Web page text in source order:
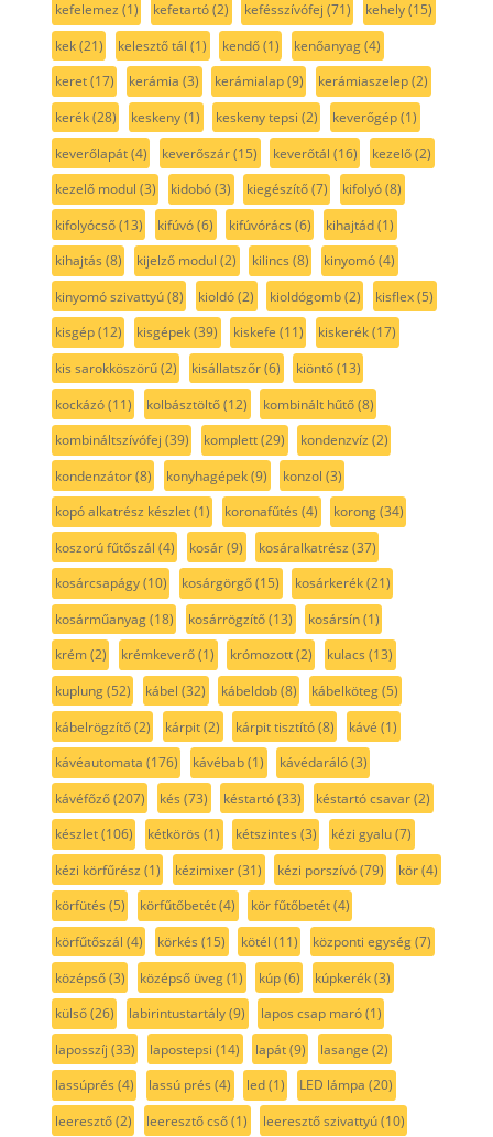
kefelemez (1) kefetartó(2) kefésszívófej (71) kehely(15)
kek(21) kelesztő tál (1) kendő(1) kenőanyag(4)
keret(17) kerámia (3) kerámialap(9) kerámiaszelep(2)
kerék(28) keskeny(1) keskeny tepsi (2) keverőgép(1)
keverőlapát(4) keverőszár(15) keverőtál (16) kezelő(2)
kezelő modul (3) kidobó(3) kiegészítő(7) kifolyó(8)
kifolyócső(13) kifúvó(6) kifúvórács (6) kihajtád(1)
kihajtás (8) kijelző modul (2) kilincs (8) kinyomó(4)
kinyomó szivattyú(8) kioldó(2) kioldógomb(2) kisflex(5)
kisgép(12) kisgépek(39) kiskefe (11) kiskerék(17)
kis sarokköszörű(2) kisállatszőr(6) kiöntő(13)
kockázó(11) kolbásztöltő(12) kombinált hűtő(8)
kombináltszívófej (39) komplett(29) kondenzvíz (2)
kondenzátor(8) konyhagépek(9) konzol (3)
kopó alkatrész készlet(1) koronafűtés (4) korong(34)
koszorú fűtőszál (4) kosár(9) kosáralkatrész (37)
kosárcsapágy(10) kosárgörgő(15) kosárkerék(21)
kosárműanyag(18) kosárrögzítő(13) kosársín(1)
krém(2) krémkeverő(1) krómozott(2) kulacs (13)
kuplung(52) kábel (32) kábeldob(8) kábelköteg(5)
kábelrögzítő(2) kárpit(2) kárpit tisztító(8) kávé (1)
kávéautomata (176) kávébab(1) kávédaráló(3)
kávéfőző(207) kés (73) késtartó(33) késtartó csavar(2)
készlet(106) kétkörös (1) kétszintes (3) kézi gyalu(7)
kézi körfűrész (1) kézimixer(31) kézi porszívó(79) kör(4)
körfütés (5) körfűtőbetét(4) kör fűtőbetét(4)
körfűtőszál (4) körkés (15) kötél (11) központi egység(7)
középső(3) középső üveg(1) kúp(6) kúpkerék(3)
külső(26) labirintustartály(9) lapos csap maró(1)
laposszíj (33) lapostepsi (14) lapát(9) lasange (2)
lassúprés (4) lassú prés (4) led(1) LED lámpa (20)
leeresztő(2) leeresztő cső(1) leeresztő szivattyú(10)